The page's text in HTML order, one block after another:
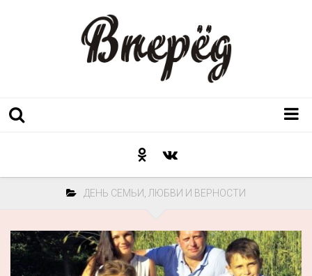
Послесловие к празднику
Неожиданный ракурс
Контакты
ДЕНЬ СЕМЬИ, ЛЮБВИ И ВЕРНОСТИ